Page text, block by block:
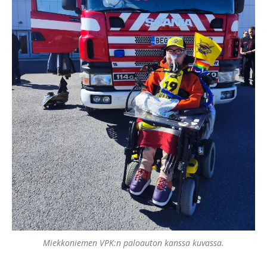
Miekkoniemen VPK:n paloauton kanssa kuvassa.